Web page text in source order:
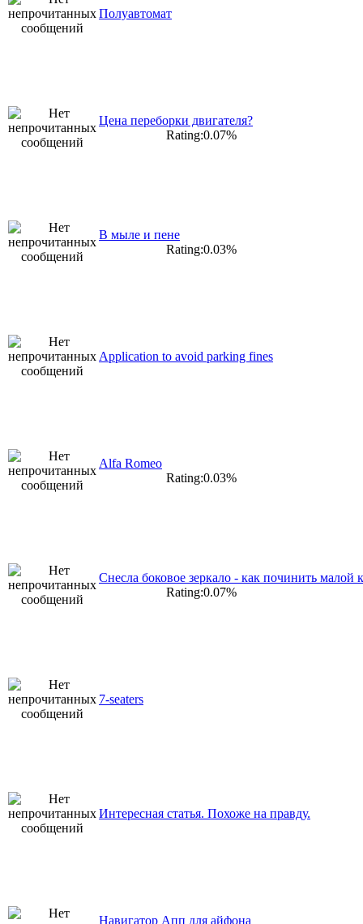
Полуавтомат
Цена переборки двигателя?
Rating:0.07%
В мыле и пене
Rating:0.03%
Application to avoid parking fines
Alfa Romeo
Rating:0.03%
Снесла боковое зеркало - как починить малой
Rating:0.07%
7-seaters
Интересная статья. Похоже на правду.
Навигатор Апп для айфона